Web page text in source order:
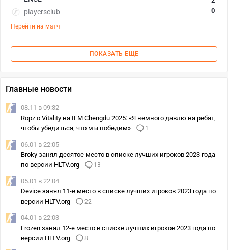
playersclub
0
Перейти на матч
ПОКАЗАТЬ ЕЩЕ
Главные новости
08.11 в 09:32
Ropz о Vitality на IEM Chengdu 2025: «Я немного давлю на ребят,
чтобы убедиться, что мы победим»
1
06.01 в 22:05
Broky занял десятое место в списке лучших игроков 2023 года
по версии HLTV.org
13
05.01 в 22:04
Device занял 11-е место в списке лучших игроков 2023 года по
версии HLTV.org
22
04.01 в 22:03
Frozen занял 12-е место в списке лучших игроков 2023 года по
версии HLTV.org
8